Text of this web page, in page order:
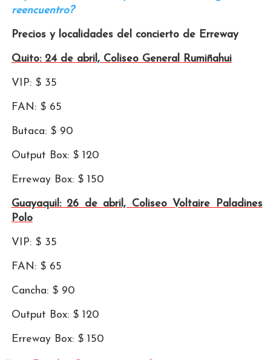
reencuentro?
Precios y localidades del concierto de Erreway
Quito: 24 de abril, Coliseo General Rumiñahui
VIP: $ 35
FAN: $ 65
Butaca: $ 90
Output Box: $ 120
Erreway Box: $ 150
Guayaquil: 26 de abril, Coliseo Voltaire Paladines
Polo
VIP: $ 35
FAN: $ 65
Cancha: $ 90
Output Box: $ 120
Erreway Box: $ 150